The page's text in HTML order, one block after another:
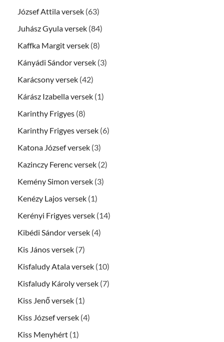
József Attila versek (63)
Juhász Gyula versek (84)
Kaffka Margit versek (8)
Kányádi Sándor versek (3)
Karácsony versek (42)
Kárász Izabella versek (1)
Karinthy Frigyes (8)
Karinthy Frigyes versek (6)
Katona József versek (3)
Kazinczy Ferenc versek (2)
Kemény Simon versek (3)
Kenézy Lajos versek (1)
Kerényi Frigyes versek (14)
Kibédi Sándor versek (4)
Kis János versek (7)
Kisfaludy Atala versek (10)
Kisfaludy Károly versek (7)
Kiss Jenő versek (1)
Kiss József versek (4)
Kiss Menyhért (1)